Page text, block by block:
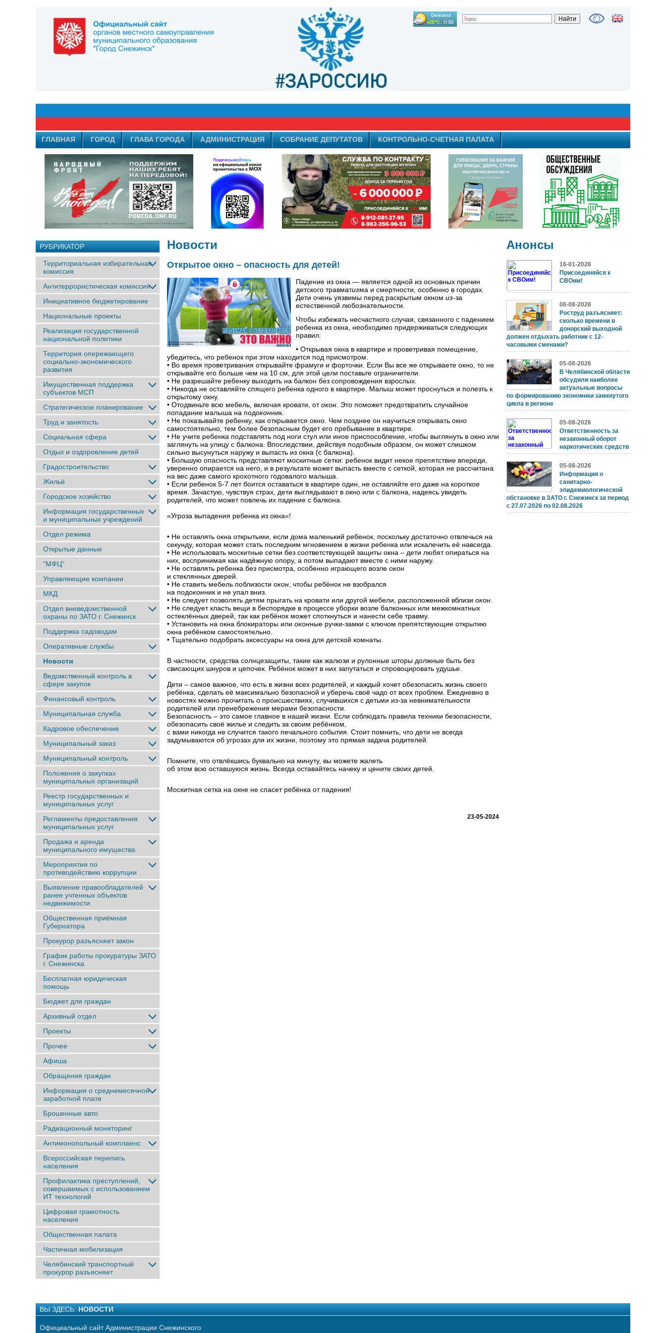
ГЛАВНАЯ ГОРОД ГЛАВА ГОРОДА АДМИНИСТРАЦИЯ СОБРАНИЕ ДЕПУТАТОВ КОНТРОЛЬНО-СЧЕТНАЯ ПАЛАТА
РУБРИКАТОР
Территориальная избирательная
комиссия
Антитеррористическая комиссия
Инициативное бюджетирование
Национальные проекты
Реализация государственной
национальной политики
Территория опережающего
социально-экономического
развития
Имущественная поддержка
субъектов МСП
Стратегическое планирование
Труд и занятость
Социальная сфера
Отдых и оздоровление детей
Градостроительство
Жильё
Городское хозяйство
Информация государственных
и муниципальных учреждений
Отдел режима
Открытые данные
"МФЦ"
Управляющие компании
МКД
Отдел вневедомственной
охраны по ЗАТО г. Снежинск
Поддержка садоводам
Оперативные службы
Новости
Ведомственный контроль в
сфере закупок
Финансовый контроль
Муниципальная служба
Кадровое обеспечение
Муниципальный заказ
Муниципальный контроль
Положения о закупках
муниципальных организаций
Реестр государственных и
муниципальных услуг
Регламенты предоставления
муниципальных услуг
Продажа и аренда
муниципального имущества
Мероприятия по
противодействию коррупции
Выявление правообладателей
ранее учтенныx объектов
недвижимости
Общественная приёмная
Губернатора
Прокурор разъясняет закон
График работы прокуратуры ЗАТО
г. Снежинска
Бесплатная юридическая
помощь
Бюджет для граждан
Архивный отдел
Проекты
Прочее
Афиша
Обращения граждан
Информация о среднемесячной
заработной плате
Брошенные авто
Радиационный мониторинг
Антимонопольный комплаенс
Всероссийская перепись
населения
Профилактика преступлений,
совершаемых с использованием
ИТ технологий
Цифровая грамотность
населения
Общественная палата
Частичная мобилизация
Челябинский транспортный
прокурор разъясняет
Новости
Открытое окно – опасность для детей!
Падение из окна — является одной из основных причин
детского травматизма и смертности, особенно в городах.
Дети очень уязвимы перед раскрытым окном из-за
естественной любознательности.
Чтобы избежать несчастного случая, связанного с падением
ребенка из окна, необходимо придерживаться следующих
правил:
• Открывая окна в квартире и проветривая помещение,
убедитесь, что ребенок при этом находится под присмотром.
• Во время проветривания открывайте фрамуги и форточки. Если Вы все же открываете окно, то не
открывайте его больше чем на 10 см, для этой цели поставьте ограничители.
• Не разрешайте ребенку выходить на балкон без сопровождения взрослых.
• Никогда не оставляйте спящего ребенка одного в квартире. Малыш может проснуться и полезть к
открытому окну.
• Отодвиньте всю мебель, включая кровати, отокон . Это поможет предотвратить случайное
попадание малыша на подоконник.
• Не показывайте ребенку, как открывается окно. Чем позднее он научиться открывать окно
самостоятельно, тем более безопасным будет его пребывание в квартире.
• Не учите ребенка подставлять под ноги стул или иное приспособление, чтобы выглянуть в окно или
заглянуть на улицу с балкона. Впоследствии, действуя подобным образом, он может слишком
сильно высунуться наружу и выпасть из окна (с балкона).
• Большую опасность представляют москитные сетки: ребенок видит некое препятствие впереди,
уверенно опирается на него, и в результате может выпасть вместе с сеткой, которая не рассчитана
на вес даже самого крохотного годовалого малыша.
• Если ребенок 5-7 лет боится оставаться в квартире один, не оставляйте его даже на короткое
время. Зачастую, чувствуя страх, дети выглядывают в окно или с балкона, надеясь увидеть
родителей, что может повлечь их падение с балкона.
«Угроза выпадения ребенка из окна»!
• Не оставлять окна открытыми, если дома маленький ребенок, поскольку достаточно отвлечься на
секунду, которая может стать последним мгновением в жизни ребенка или искалечить её навсегда.
• Не использовать москитные сетки без соответствующей защиты окна – дети любят опираться на
них, воспринимая как надёжную опору, а потом выпадают вместе с ними наружу.
• Не оставлять ребенка без присмотра, особенно играющего возле окон
и стеклянных дверей.
• Не ставить мебель поблизости окон , чтобы ребёнок не взобрался
на подоконник и не упал вниз.
• Не следует позволять детям прыгать на кровати или другой мебели, расположенной вблизи окон
• Не следует класть вещи в беспорядке в процессе уборки возле балконных или межкомнатных
остеклённых дверей, так как ребёнок может споткнуться и нанести себе травму.
• Установить на окна блокираторы или оконные ручки-замки с ключом препятствующие открытию
окна ребёнком самостоятельно.
• Тщательно подобрать аксессуары на окна для детской комнаты.
В частности, средства солнцезащиты, такие как жалюзи и рулонные шторы должные быть без
свисающих шнуров и цепочек. Ребёнок может в них запутаться и спровоцировать удушье.
Дети – самое важное, что есть в жизни всех родителей, и каждый хочет обезопасить жизнь своего
ребёнка, сделать её максимально безопасной и уберечь своё чадо от всех проблем. Ежедневно в
новостях можно прочитать о происшествиях, случившихся с детьми из-за невнимательности
родителей или пренебрежения мерами безопасности.
Безопасность – это самое главное в нашей жизни. Если соблюдать правила техники безопасности,
обезопасить своё жилье и следить за своим ребёнком,
с вами никогда не случится такого печального события. Стоит помнить, что дети не всегда
задумываются об угрозах для их жизни, поэтому это прямая задача родителей.
Помните, что отвлёкшись буквально на минуту, вы можете жалеть
об этом всю оставшуюся жизнь. Всегда оставайтесь начеку и цените своих детей.
Москитная сетка на окне не спасет ребёнка от падения!
23-05-2024
Анонсы
16-01-2026
Присоединяйся к
СВОим!
06-08-2026
Роструд разъясняет:
сколько времени в
донорский выходной
должен отдыхать работник с 12-
часовыми сменами?
05-08-2026
В Челябинской области
обсудили наиболее
актуальные вопросы
по формированию экономики замкнутого
цикла в регионе
05-08-2026
Ответственность за
незаконный оборот
наркотических средств
05-08-2026
Информация о
санитарно-
эпидемиологической
обстановке в ЗАТО г. Снежинск за период
с 27.07.2026 по 02.08.2026
ВЫ ЗДЕСЬ: НОВОСТИ
Официальный сайт Администрации Снежинского